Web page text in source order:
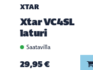
XTAR
Xtar VC4SL
laturi
Saatavilla
29,95 €